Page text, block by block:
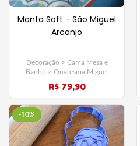
Manta Soft - São Miguel
Arcanjo
Decoração > Cama Mesa e
Banho > Quaresma Miguel
R$ 79,90
-10%